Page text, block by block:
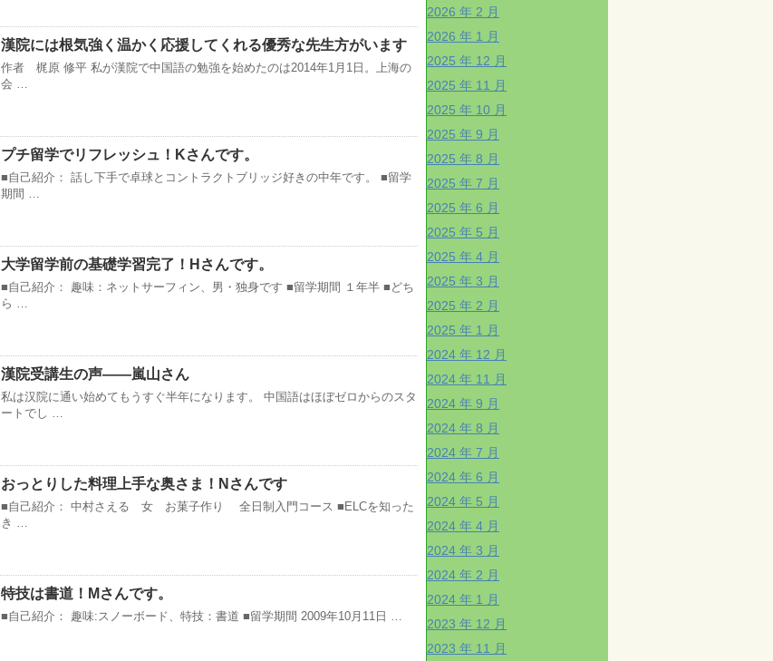
漢院には根気強く温かく応援してくれる優秀な先生方がいます
作者 梶原 修平 私が漢院で中国語の勉強を始めたのは2014年1月1日。上海の
会 …
プチ留学でリフレッシュ！Kさんです。
■自己紹介： 話し下手で卓球とコントラクトブリッジ好きの中年です。 ■留学
期間 …
大学留学前の基礎学習完了！Hさんです。
■自己紹介： 趣味：ネットサーフィン、男・独身です ■留学期間 １年半 ■どち
ら …
漢院受講生の声——嵐山さん
私は汉院に通い始めてもうすぐ半年になります。 中国語はほぼゼロからのスタ
ートでし …
おっとりした料理上手な奥さま！Nさんです
■自己紹介： 中村さえる 女 お菓子作り 全日制入門コース ■ELCを知った
き …
特技は書道！Mさんです。
■自己紹介： 趣味:スノーボード、特技：書道 ■留学期間 2009年10月11日 …
2026 年 2 月
2026 年 1 月
2025 年 12 月
2025 年 11 月
2025 年 10 月
2025 年 9 月
2025 年 8 月
2025 年 7 月
2025 年 6 月
2025 年 5 月
2025 年 4 月
2025 年 3 月
2025 年 2 月
2025 年 1 月
2024 年 12 月
2024 年 11 月
2024 年 9 月
2024 年 8 月
2024 年 7 月
2024 年 6 月
2024 年 5 月
2024 年 4 月
2024 年 3 月
2024 年 2 月
2024 年 1 月
2023 年 12 月
2023 年 11 月